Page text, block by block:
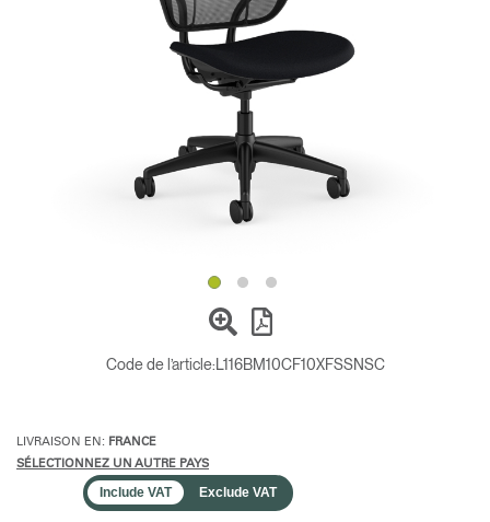
Instagram
Opens
Humanscale
Opens
to
Pinterest
Opens
to
YouTube
Code de l’article:L116BM10CF10XFSSNSC
LIVRAISON EN: FRANCE
SÉLECTIONNEZ UN AUTRE PAYS
Include VAT Exclude VAT